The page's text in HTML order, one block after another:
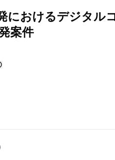
におけるデジタル
案件